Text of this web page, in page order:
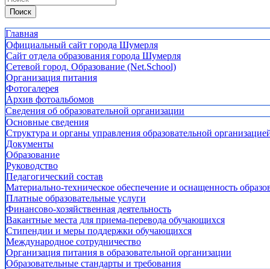
Поиск
Главная
Официальный сайт города Шумерля
Сайт отдела образования города Шумерля
Сетевой город. Образование (Net.School)
Организация питания
Фотогалерея
Архив фотоальбомов
Сведения об образовательной организации
Основные сведения
Структура и органы управления образовательной
Документы
Образование
Руководство
Педагогический состав
Материально-техническое обеспечение и оснащенность
Платные образовательные услуги
Финансово-хозяйственная деятельность
Вакантные места для приема-перевода обучающихся
Стипендии и меры поддержки обучающихся
Международное сотрудничество
Организация питания в образовательной организации
Образовательные стандарты и требования